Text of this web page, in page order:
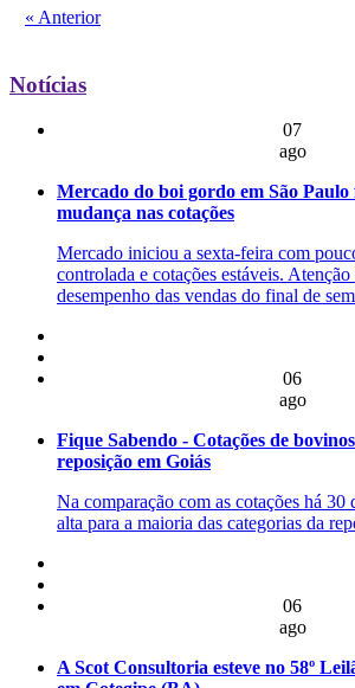
« Anterior
Notícias
07
ago
Mercado do boi gordo em São Paulo
mudança nas cotações
Mercado iniciou a sexta-feira com
controlada e cotações estáveis.
desempenho das vendas do final de
06
ago
Fique Sabendo - Cotações de
reposição em Goiás
Na comparação com as cotações há 30
alta para a maioria das categorias da
06
ago
A Scot Consultoria esteve no 58º